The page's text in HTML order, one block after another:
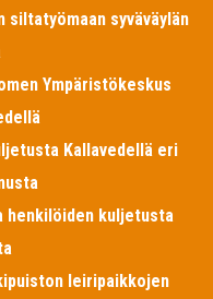
siltatyömaan syväväylän
Ympäristökeskus
Kallavedellä eri
henkilöiden kuljetusta
leiripaikkojen